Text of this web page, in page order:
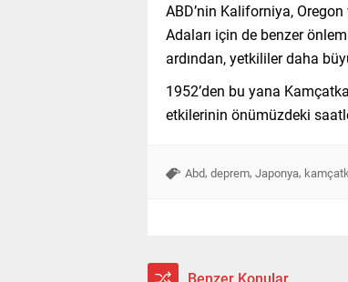
ABD’nin Kaliforniya, Oregon
Adaları için de benzer
ardından, yetkililer daha
1952’den bu yana
etkilerinin önümüzdeki
Abd, deprem, Japonya,
Benzer Konular